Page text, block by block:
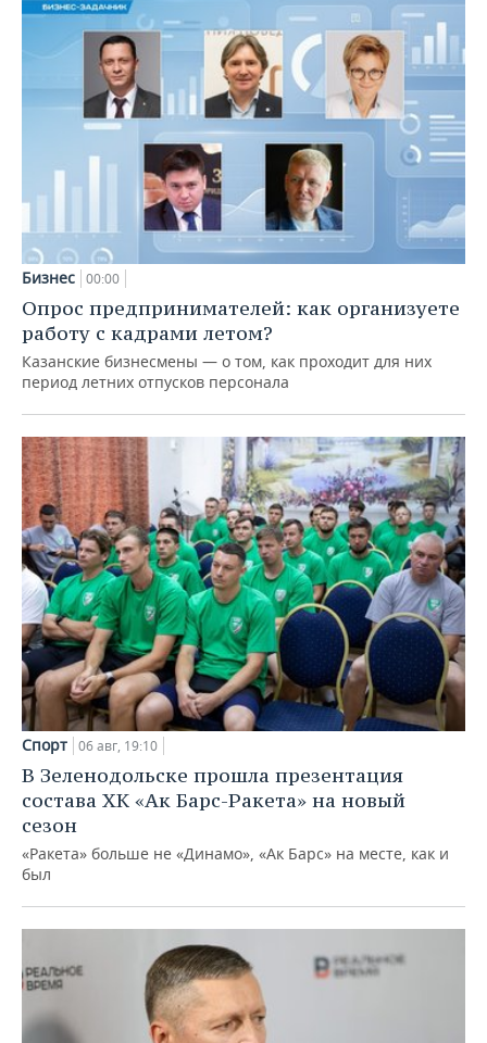
Бизнес 00:00
Опрос предпринимателей: как организуете
работу с кадрами летом?
Казанские бизнесмены — о том, как проходит для них
период летних отпусков персонала
Спорт 06 авг, 19:10
В Зеленодольске прошла презентация
состава ХК «Ак Барс-Ракета» на новый
сезон
«Ракета» больше не «Динамо», «Ак Барс» на месте, как и
был